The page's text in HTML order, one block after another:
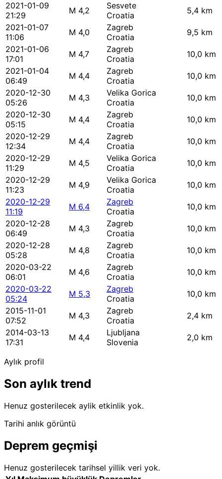
2021-01-09
21:29
M 4,2
Sesvete
Croatia
5,4 km
2021-01-07
11:06
M 4,0
Zagreb
Croatia
9,5 km
2021-01-06
17:01
M 4,7
Zagreb
Croatia
10,0 km
2021-01-04
06:49
M 4,4
Zagreb
Croatia
10,0 km
2020-12-30
05:26
M 4,3
Velika Gorica
Croatia
10,0 km
2020-12-30
05:15
M 4,4
Zagreb
Croatia
10,0 km
2020-12-29
12:34
M 4,4
Zagreb
Croatia
10,0 km
2020-12-29
11:29
M 4,5
Velika Gorica
Croatia
10,0 km
2020-12-29
11:23
M 4,9
Velika Gorica
Croatia
10,0 km
2020-12-29
11:19
M 6,4
Zagreb
Croatia
10,0 km
2020-12-28
06:49
M 4,3
Zagreb
Croatia
10,0 km
2020-12-28
05:28
M 4,8
Zagreb
Croatia
10,0 km
2020-03-22
06:01
M 4,6
Zagreb
Croatia
10,0 km
2020-03-22
05:24
M 5,3
Zagreb
Croatia
10,0 km
2015-11-01
07:52
M 4,3
Zagreb
Croatia
2,4 km
2014-03-13
17:31
M 4,4
Ljubljana
Slovenia
2,0 km
Aylık profil
Son aylık trend
Henuz gosterilecek aylik etkinlik yok.
Tarihi anlık görüntü
Deprem geçmişi
Henuz gosterilecek tarihsel yillik veri yok.